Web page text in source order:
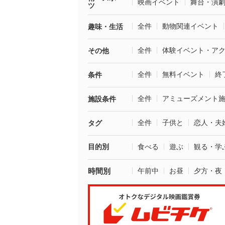
ツ
映画イベント 舞台・演劇
趣味・生活 全件 動物関連イベント
その他 全件 体験イベント・ア
条件 全件 無料イベント 終
施設条件 全件 アミューズメント
タグ 全件 子供と 恋人・夫
目的別 食べる 遊ぶ 観る・学
時間別 午前中 お昼 夕方・夜